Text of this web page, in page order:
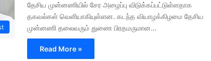
தேசிய முன்னணியில் சேர அழைப்பு விடுக்கப்பட்டுள்ளதாக
தகவல்கள் வெளியாகியுள்ளன. கடந்த வியாழக்கிழமை தேசிய
முன்னணி தலைவரும் துணை பிரதமருமான…
Read More »